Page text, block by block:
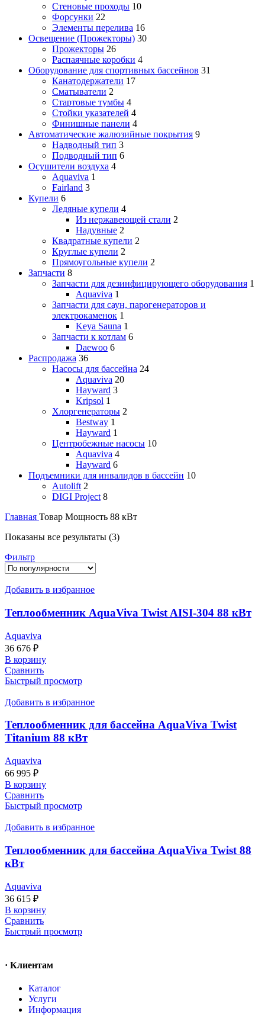
Стеновые проходы 10
Форсунки 22
Элементы перелива 16
Освещение (Прожекторы) 30
Прожекторы 26
Распаячные коробки 4
Оборудование для спортивных бассейнов 31
Канатодержатели 17
Сматыватели 2
Стартовые тумбы 4
Стойки указателей 4
Финишные панели 4
Автоматические жалюзийные покрытия 9
Надводный тип 3
Подводный тип 6
Осушители воздуха 4
Aquaviva 1
Fairland 3
Купели 6
Ледяные купели 4
Из нержавеющей стали 2
Надувные 2
Квадратные купели 2
Круглые купели 2
Прямоугольные купели 2
Запчасти 8
Запчасти для дезинфицирующего оборудования 1
Aquaviva 1
Запчасти для саун, парогенераторов и
электрокаменок 1
Keya Sauna 1
Запчасти к котлам 6
Daewoo 6
Распродажа 36
Насосы для бассейна 24
Aquaviva 20
Hayward 3
Kripsol 1
Хлоргенераторы 2
Bestway 1
Hayward 1
Центробежные насосы 10
Aquaviva 4
Hayward 6
Подъемники для инвалидов в бассейн 10
Autolift 2
DIGI Project 8
Главная Товар Мощность 88 кВт
Показаны все результаты (3)
Фильтр
Добавить в избранное
Теплообменник AquaViva Twist AISI-304 88 кВт
Aquaviva
36 676 ₽
В корзину
Сравнить
Быстрый просмотр
Добавить в избранное
Теплообменник для бассейна AquaViva Twist
Titanium 88 кВт
Aquaviva
66 995 ₽
В корзину
Сравнить
Быстрый просмотр
Добавить в избранное
Теплообменник для бассейна AquaViva Twist 88
кВт
Aquaviva
36 615 ₽
В корзину
Сравнить
Быстрый просмотр
· Клиентам
Каталог
Услуги
Информация